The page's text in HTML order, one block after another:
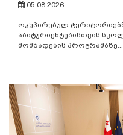
05.08.2026
ოკუპირებულ
აბიტურიენტებისთვის
მომზადების პროგრამაზე...